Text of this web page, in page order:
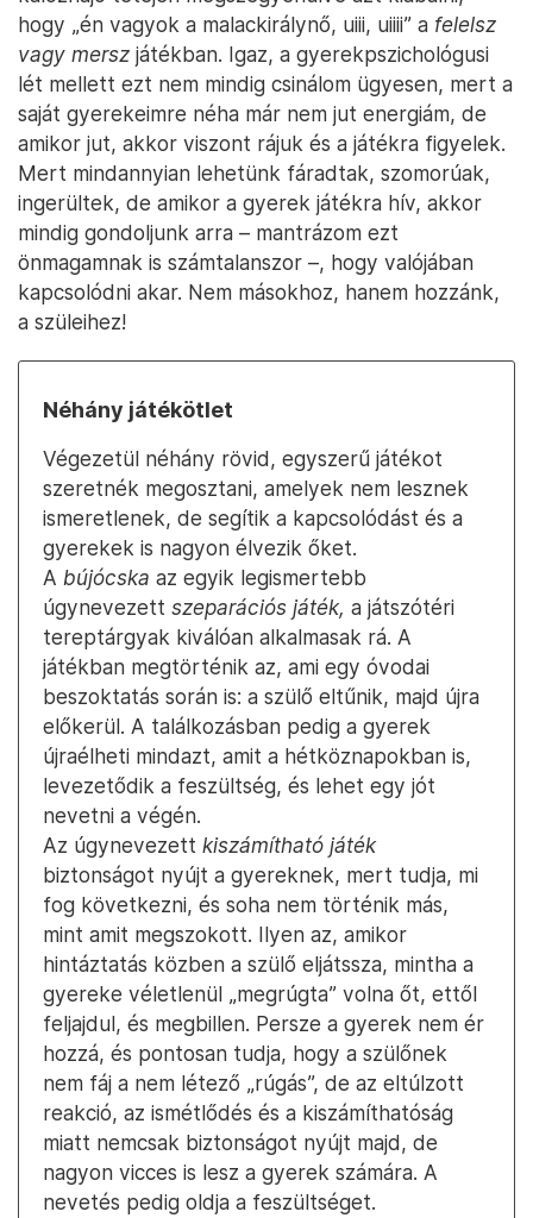
hogy „én vagyok a malackirálynő, uiii, uiiii” a felelsz
vagy mersz játékban. Igaz, a gyerekpszichológusi
lét mellett ezt nem mindig csinálom ügyesen, mert a
saját gyerekeimre néha már nem jut energiám, de
amikor jut, akkor viszont rájuk és a játékra figyelek.
Mert mindannyian lehetünk fáradtak, szomorúak,
ingerültek, de amikor a gyerek játékra hív, akkor
mindig gondoljunk arra – mantrázom ezt
önmagamnak is számtalanszor –, hogy valójában
kapcsolódni akar. Nem másokhoz, hanem hozzánk,
a szüleihez!
Néhány játékötlet
Végezetül néhány rövid, egyszerű játékot
szeretnék megosztani, amelyek nem lesznek
ismeretlenek, de segítik a kapcsolódást és a
gyerekek is nagyon élvezik őket.
A bújócska az egyik legismertebb
úgynevezett szeparációs játék, a játszótéri
tereptárgyak kiválóan alkalmasak rá. A
játékban megtörténik az, ami egy óvodai
beszoktatás során is: a szülő eltűnik, majd újra
előkerül. A találkozásban pedig a gyerek
újraélheti mindazt, amit a hétköznapokban is,
levezetődik a feszültség, és lehet egy jót
nevetni a végén.
Az úgynevezett kiszámítható játék
biztonságot nyújt a gyereknek, mert tudja, mi
fog következni, és soha nem történik más,
mint amit megszokott. Ilyen az, amikor
hintáztatás közben a szülő eljátssza, mintha a
gyereke véletlenül „megrúgta” volna őt, ettől
feljajdul, és megbillen. Persze a gyerek nem ér
hozzá, és pontosan tudja, hogy a szülőnek
nem fáj a nem létező „rúgás”, de az eltúlzott
reakció, az ismétlődés és a kiszámíthatóság
miatt nemcsak biztonságot nyújt majd, de
nagyon vicces is lesz a gyerek számára. A
nevetés pedig oldja a feszültséget.